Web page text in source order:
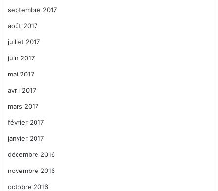
septembre 2017
août 2017
juillet 2017
juin 2017
mai 2017
avril 2017
mars 2017
février 2017
janvier 2017
décembre 2016
novembre 2016
octobre 2016